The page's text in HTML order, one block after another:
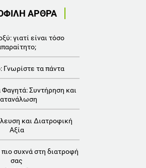
ΑΡΘΡΑ
γιατί είναι τόσο
Γνωρίστε τα πάντα
Συντήρηση και
και Διατροφική
Αξία
συχνά στη διατροφή
σας